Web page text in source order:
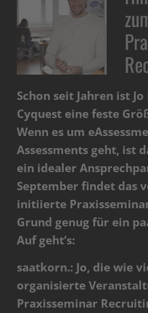
Schon seit Jahren ist
Cyquest eine feste
Wenn es um
Assessments geht, ist
ein idealer
September findet das
initiierte
Grund genug für ein
Auf geht’s:
saatkorn.: Jo, die wie
organisierte
Praxisseminar